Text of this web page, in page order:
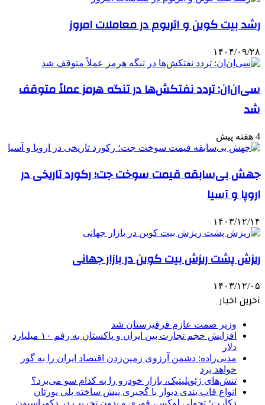
رشد بیت کوین و اتریوم در معاملات امروز
۱۴۰۴/۰۹/۲۸
سی‌ان‌ان: تردد نفتکش‌ها در تنگه هرمز عملاً متوقف
شد
4 هفته پیش
جهش بی‌سابقه قیمت سوخت جت؛ رکورد تاریخی در
اروپا و آسیا
۱۴۰۳/۱۲/۱۴
ریزش پشت ریزش بیت کوین در بازار جهانی
۱۴۰۳/۱۲/۰۵
آخرین اخبار
وزیر صمت عازم قرقیزستان شد
افزایش حجم تجارت بین ایران و پاکستان به رقم ۱۰ میلیارد
دلار
مدنی‌زاده: دشمن آرزوی زمین‌زدن اقتصاد ایران را به گور
خواهد برد
تنش‌های ژئوپلیتیک، بازار خودرو را به کدام سو می‌برد؟
انواع قاب بندی دیوار با گچبری پیش ساخته پلی یورتان
دکارت؛ تحولی لوکس، فوری و بدون تخریب در دکوراسیون